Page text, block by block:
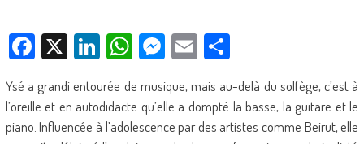
Facebook
X LinkedIn
WhatsApp
Messenger
EmailPartager
Ysé a grandi entourée de musique, mais au-delà du solfège, c’est à
l’oreille et en autodidacte qu’elle a dompté la basse, la guitare et le
piano. Influencée à l’adolescence par des artistes comme Beirut, elle